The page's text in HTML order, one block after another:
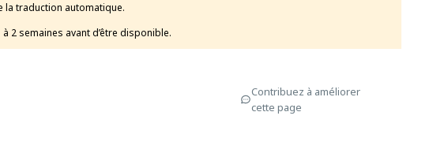
la traduction automatique.
2 semaines avant d’être disponible.
Contribuez à améliorer
cette page